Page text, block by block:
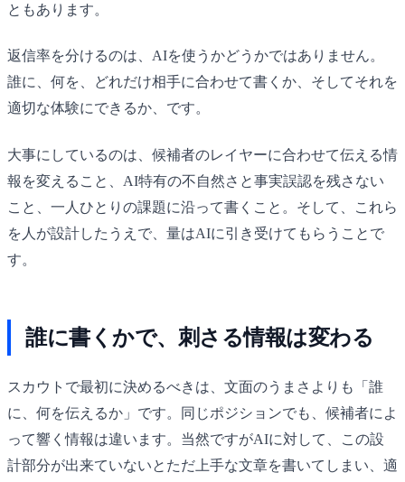
ともあります。
返信率を分けるのは、AIを使うかどうかではありません。
誰に、何を、どれだけ相手に合わせて書くか、そしてそれを
適切な体験にできるか、です。
大事にしているのは、候補者のレイヤーに合わせて伝える情
報を変えること、AI特有の不自然さと事実誤認を残さない
こと、一人ひとりの課題に沿って書くこと。そして、これら
を人が設計したうえで、量はAIに引き受けてもらうことで
す。
誰に書くかで、刺さる情報は変わる
スカウトで最初に決めるべきは、文面のうまさよりも「誰
に、何を伝えるか」です。同じポジションでも、候補者によ
って響く情報は違います。当然ですがAIに対して、この設
計部分が出来ていないとただ上手な文章を書いてしまい、適